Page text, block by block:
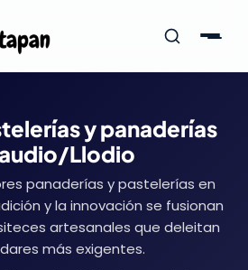
y panaderías
Llodio
panaderías y pastelerías en
y la innovación se fusionan
artesanales que deleitan
más exigentes.